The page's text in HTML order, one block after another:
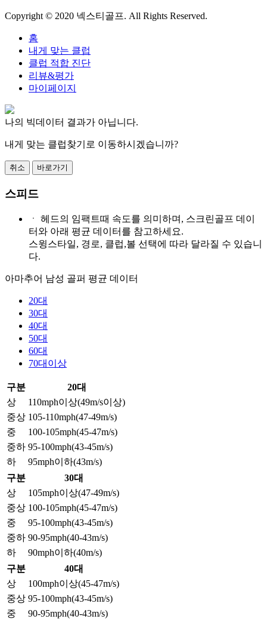
Copyright © 2020 넥스티골프. All Rights Reserved.
홈
내게 맞는 클럽
클럽 적합 진단
리뷰&평가
마이페이지
나의 빅데이터 결과가 아닙니다.
내게 맞는 클럽찾기로 이동하시겠습니까?
취소 바로가기
스피드
ㆍ
헤드의 임팩트때 속도를 의미하며, 스크린골프 데이
터와 아래 평균 데이터를 참고하세요.
스윙스타일, 경로, 클럽,볼 선택에 따라 달라질 수 있습니
다.
아마추어 남성 골퍼 평균 데이터
20대
30대
40대
50대
60대
70대이상
구분
20대
상
110mph이상(49m/s이상)
중상 105-110mph(47-49m/s)
중
100-105mph(45-47m/s)
중하 95-100mph(43-45m/s)
하
95mph이하(43m/s)
구분
30대
상
105mph이상(47-49m/s)
중상 100-105mph(45-47m/s)
중
95-100mph(43-45m/s)
중하 90-95mph(40-43m/s)
하
90mph이하(40m/s)
구분
40대
상
100mph이상(45-47m/s)
중상 95-100mph(43-45m/s)
중
90-95mph(40-43m/s)